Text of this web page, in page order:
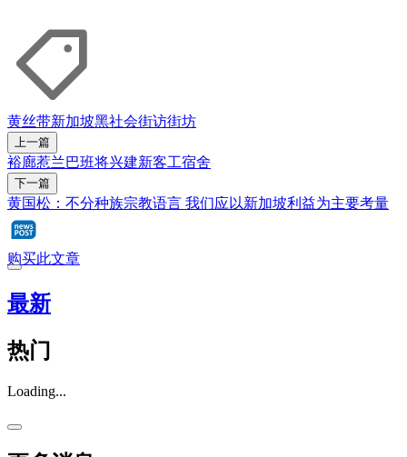
黄丝带新加坡黑社会街访街坊
上一篇
裕廊惹兰巴班将兴建新客工宿舍
下一篇
黄国松：不分种族宗教语言 我们应以新加坡利益为主要考量
购买此文章
最新
热门
Loading...